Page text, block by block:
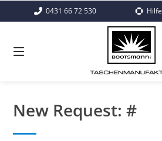
0431 66 72 530 Hilfe
New Request: #